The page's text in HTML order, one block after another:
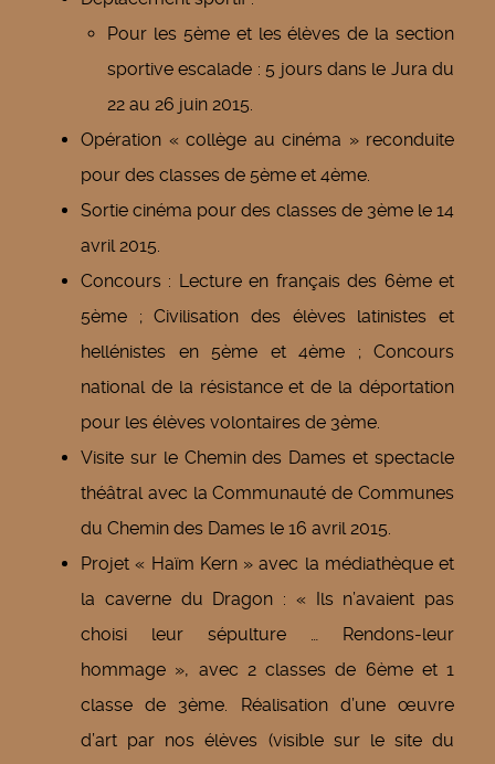
Pour les 5ème et les élèves de la section
sportive escalade : 5 jours dans le Jura du
22 au 26 juin 2015.
Opération « collège au cinéma » reconduite
pour des classes de 5ème et 4ème.
Sortie cinéma pour des classes de 3ème le 14
avril 2015.
Concours : Lecture en français des 6ème et
5ème ; Civilisation des élèves latinistes et
hellénistes en 5ème et 4ème ; Concours
national de la résistance et de la déportation
pour les élèves volontaires de 3ème.
Visite sur le Chemin des Dames et spectacle
théâtral avec la Communauté de Communes
du Chemin des Dames le 16 avril 2015.
Projet « Haïm Kern » avec la médiathèque et
la caverne du Dragon : « Ils n’avaient pas
choisi leur sépulture … Rendons-leur
hommage », avec 2 classes de 6ème et 1
classe de 3ème. Réalisation d’une œuvre
d’art par nos élèves (visible sur le site du